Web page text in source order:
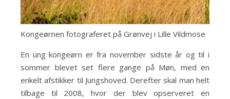
Kongeørnen fotograferet på Grønvej i Lille Vildmose
En ung kongeørn er fra november sidste år og til i
sommer blevet set flere gange på Møn, med en
enkelt afstikker til Jungshoved. Derefter skal man helt
tilbage til 2008, hvor der blev opserveret en